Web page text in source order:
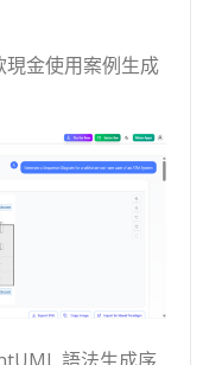
金使用案例生成